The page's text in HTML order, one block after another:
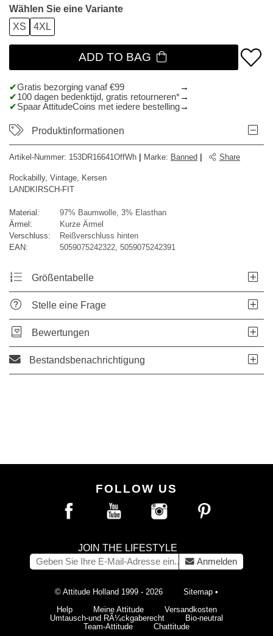
Wählen Sie eine Variante
XS
4XL
ADD TO BAG
Gratis bezorging vanaf €99
100 dagen bedenktijd, gratis retourneren*
Spaar AttitudeCoins met iedere bestelling
Produktinformationen
Artikel-Nummer: 153DR16641OffWh Marke: Banned Share
Rockabilly, Vintage, Kersen
LANDKIRSCH-FIT
Material:
97% Baumwolle, 3% Elasthan
Ärmel:
Kurze Ärmel
Verschluss:
Reißverschluss hinten
EAN:
5059075242322, 5059075242391
Größentabelle
Stelle eine Frage
Bewertungen
Bestandsbenachrichtigung
FOLLOW US
JOIN THE LIFESTYLE
Anmelden
© Attitude Holland 1999 - 2026 Sitemap •
Help
Meine Attitude
Versandkosten
Umtausch-und RÃ¼ckgaberecht
Bio-neutral
Team-Attitude
Chattitude